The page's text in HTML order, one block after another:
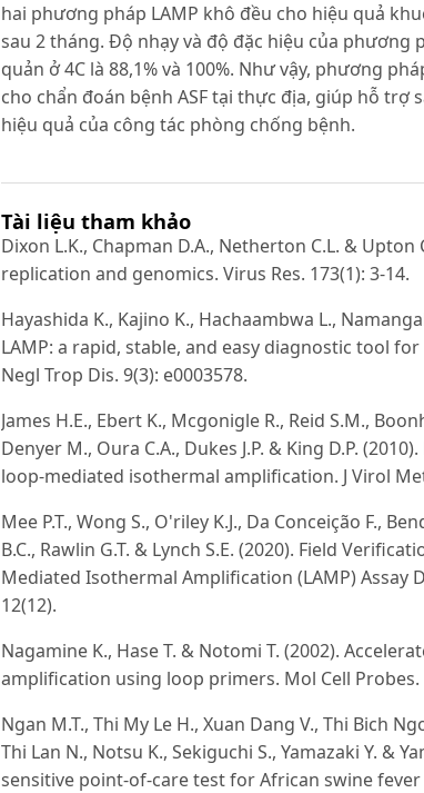
hai phương pháp LAMP khô đều cho hiệu quả
sau 2 tháng. Độ nhạy và độ đặc hiệu của phương
quản ở 4C là 88,1% và 100%. Như vậy, phương
cho chẩn đoán bệnh ASF tại thực địa, giúp hỗ trợ
hiệu quả của công tác phòng chống bệnh.
Tài liệu tham khảo
Dixon L.K., Chapman D.A., Netherton C.L. &
replication and genomics. Virus Res. 173(1): 3-14.
Hayashida K., Kajino K., Hachaambwa L.,
LAMP: a rapid, stable, and easy diagnostic tool
Negl Trop Dis. 9(3): e0003578.
James H.E., Ebert K., Mcgonigle R., Reid S.M.,
Denyer M., Oura C.A., Dukes J.P. & King D.P.
loop-mediated isothermal amplification. J Virol
Mee P.T., Wong S., O'riley K.J., Da Conceição F.,
B.C., Rawlin G.T. & Lynch S.E. (2020). Field
Mediated Isothermal Amplification (LAMP) Assay
12(12).
Nagamine K., Hase T. & Notomi T. (2002).
amplification using loop primers. Mol Cell Probes.
Ngan M.T., Thi My Le H., Xuan Dang V., Thi Bich
Thi Lan N., Notsu K., Sekiguchi S., Yamazaki Y. &
sensitive point-of-care test for African swine